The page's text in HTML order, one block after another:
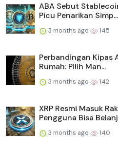
ABA Sebut
Picu Penarikan Simp...
3 months ago 145
Perbandingan Kipas
Rumah: Pilih Man...
3 months ago 142
XRP Resmi Masuk
Pengguna Bisa
3 months ago 140